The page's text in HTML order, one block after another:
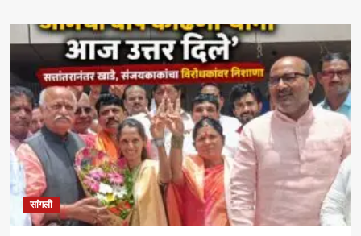
मिरजेतील
आयडियल
स्मार्ट
स्कूलमध्ये
दहावीच्या
विद्यार्थी
मंत्रिमंडळाचा
पदग्रहण
सोहळा
सांगली